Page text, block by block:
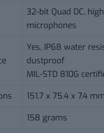
32-bit Quad DC,
microphones
Yes, IP68 water
dustproof
MIL-STD 810G
151.7 x 75.4 x 7.4
158 grams